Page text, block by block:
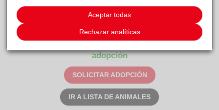
LISO .
Este animal aún no ha recibido solicitudes de
adopción
SOLICITAR ADOPCIÓN
IR A LISTA DE ANIMALES
Aceptar todas
Rechazar analíticas